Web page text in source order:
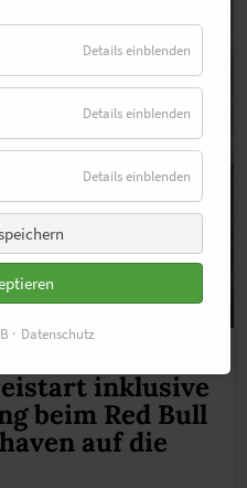
inklusive
beim Red Bull
auf die
Details einblenden
Details einblenden
Details einblenden
Datenschutz